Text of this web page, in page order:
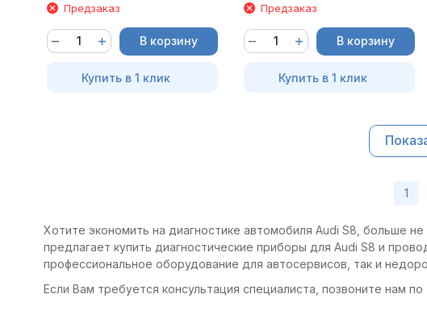
Предзаказ
В корзину
Купить в 1 клик
Предзаказ
В корзину
Купить в 1 клик
1
Хотите экономить на диагностике автомобиля Audi S8, больше
предлагает купить диагностические приборы для Audi S8 и
профессиональное оборудование для автосервисов, так и
Если Вам требуется консультация специалиста, позвоните нам